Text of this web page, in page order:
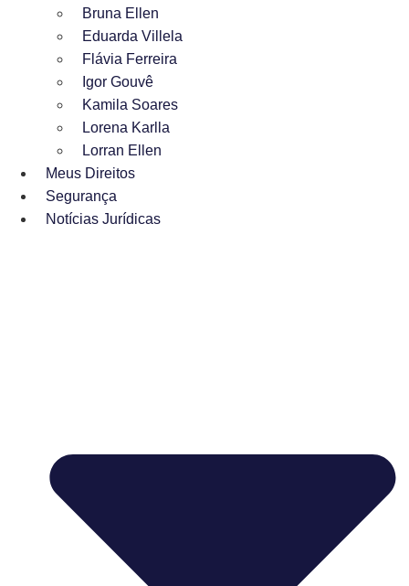
Bruna Ellen
Eduarda Villela
Flávia Ferreira
Igor Gouvê
Kamila Soares
Lorena Karlla
Lorran Ellen
Meus Direitos
Segurança
Notícias Jurídicas